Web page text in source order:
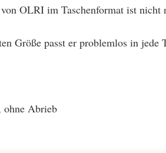
OLRI im Taschenformat ist
Größe passt er problemlos in jede
ohne Abrieb